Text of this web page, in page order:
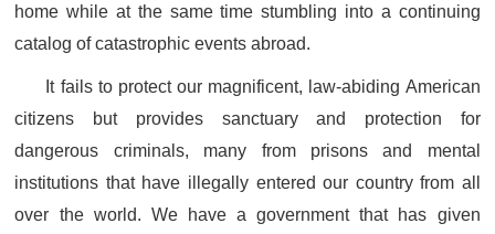
home while at the same time stumbling into a continuing
catalog of catastrophic events abroad.
It fails to protect our magnificent, law-abiding American
citizens but provides sanctuary and protection for
dangerous criminals, many from prisons and mental
institutions that have illegally entered our country from all
over the world. We have a government that has given